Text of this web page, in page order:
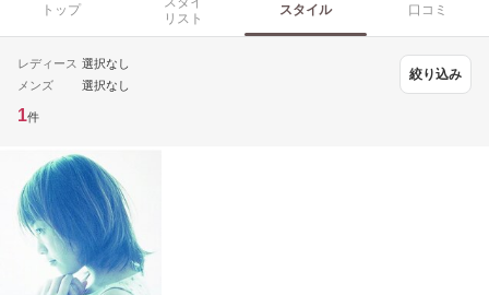
トップ
リスト
スタイル 口コミ
レディース 選択なし
メンズ
選択なし
絞り込み
1件